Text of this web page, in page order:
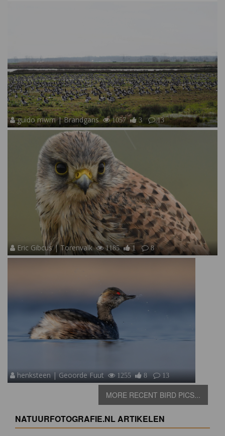
guido mwm | Brandgans 1057 3 13
Eric Gibcus | Torenvalk 1185 1 8
henksteen | Geoorde Fuut 1255 8 13
MORE RECENT BIRD PICS...
NATUURFOTOGRAFIE.NL ARTIKELEN